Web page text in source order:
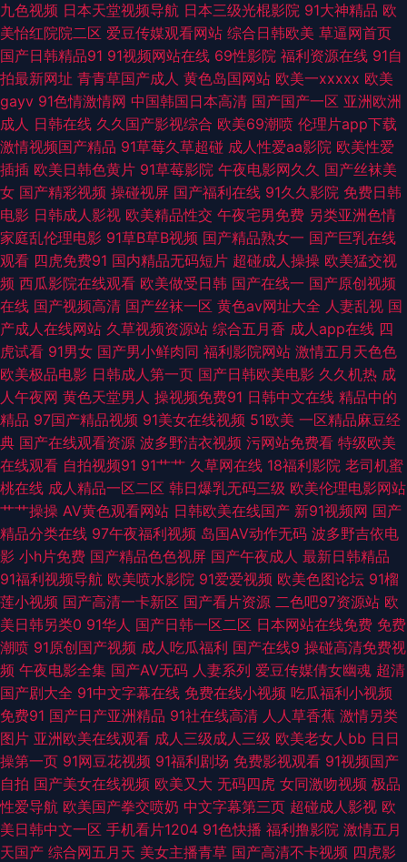
com 伊人久久国产 91大神bt 91色情影院 www尤物在线 国产91福利 加勒比
av123 欧美淫乱一二三区 日本黄色 亚洲激情丝袜网 91沙发视频 A香蕉成人
大片 国肏精品 加勒比东京热天堂 欧美A级性交大片 色五月婷婷色播 亚洲黄
色网络 91观看视频 AV资源自拍 超碰人人乐 国产91蜜臀人妻 欧美日韩国产
人人 日韩精品短片 福利视频导航极品 欧日美视频黄色 亚洲三级国产 91超碰
人人爱 天天天艹 久久婷婷超碰人妻 日本成人不卡 午夜日屄 2026看a片 白丝
学姐自慰 国产精成人品AV 玖玖第一页 人人操免费网 18免费观看 99热在线
看75 成人AV影音 国自拍第69 欧美区另类 亚洲国产第四页 丰满岳母一区二
区 人人肏超碰 伪娘黑丝自慰 91超碰资源总站 菠萝AV在线电影 午夜三级A
AV午夜福利导航 在线看91网站 国产3p网 男人天堂a片 无码av网址 影音先锋
丝袜美腿 AV高清在线播放 国产做受麻豆水多 日韩操逼AV 91操操操操操操
avtt五月婷婷 国产色网站 男女91上 99超碰人人草 97在线观看视频 视频在线
第91页 最新AV站 www变态天堂 国产精品无毛自慰 美女很黄 日本美女啪啪
啪 91豆花成人社区 超碰97人妻 激情午夜中国 蜜桃91视频 四虎免费视频 91
熟女丝袜福利 成人免费视频 韩国青草无码观看 日本天堂一区 亚洲午夜激情
都市激情另类欧美 五月花成人在线观 AV大香蕉 国产交配日韩 九一社视频 欧
美亚黄色人a片 五月天色播 91最新视频 福利AV在线导航 老湿机福利区 青草
视频综合在线 午夜福利激情网 91免费热播视频 www日日干 精品久久草 日
韩欧美国产17 91试看 国产精品第39页 蜜桃视频免费版 日韩VA 午夜擼映画
九色视频 日本天堂视频导航 日本三级光棍影院 91大神精品 欧
美怡红院院二区 爱豆传媒观看网站 综合日韩欧美 草逼网首页
国产日韩精品91 91视频网站在线 69性影院 福利资源在线 91自
拍最新网址 青青草国产成人 黄色岛国网站 欧美一xxxxx 欧美
gayv 91色情激情网 中国韩国日本高清 国产国产一区 亚洲欧洲
成人 日韩在线 久久国产影视综合 欧美69潮喷 伦理片app下载
激情视频国产精品 91草莓久草超碰 成人性爱aa影院 欧美性爱
插插 欧美日韩色黄片 91草莓影院 午夜电影网久久 国产丝袜美
女 国产精彩视频 操碰视屏 国产福利在线 91久久影院 免费日韩
电影 日韩成人影视 欧美精品性交 午夜宅男免费 另类亚洲色情
家庭乱伦理电影 91草B草B视频 国产精品熟女一 国产巨乳在线
观看 四虎免费91 国内精品无码短片 超碰成人操操 欧美猛交视
频 西瓜影院在线观看 欧美做受日韩 国产在线一 国产原创视频
在线 国产视频高清 国产丝袜一区 黄色av网址大全 人妻乱视 国
产成人在线网站 久草视频资源站 综合五月香 成人app在线 四
虎试看 91男女 国产男小鲜肉同 福利影院网站 激情五月天色色
欧美极品电影 日韩成人第一页 国产日韩欧美电影 久久机热 成
人午夜网 黄色天堂男人 操视频免费91 日韩中文在线 精品中的
精品 97国产精品视频 91美女在线视频 51欧美 一区精品麻豆经
典 国产在线观看资源 波多野洁衣视频 污网站免费看 特级欧美
在线观看 自拍视频91 91艹艹 久草网在线 18福利影院 老司机蜜
桃在线 成人精品一区二区 韩日爆乳无码三级 欧美伦理电影网站
艹艹操操 AV黄色观看网站 日韩欧美在线国产 新91视频网 国产
精品分类在线 97午夜福利视频 岛国AV动作无码 波多野吉依电
影 小h片免费 国产精品色色视屏 国产午夜成人 最新日韩精品
91福利视频导航 欧美喷水影院 91爱爱视频 欧美色图论坛 91榴
莲小视频 国产高清一卡新区 国产看片资源 二色吧97资源站 欧
美日韩另类0 91华人 国产日韩一区二区 日本网站在线免费 免费
潮喷 91原创国产视频 成人吃瓜福利 国产在线9 操碰高清免费视
频 午夜电影全集 国产AV无码 人妻系列 爱豆传媒倩女幽魂 超清
国产剧大全 91中文字幕在线 免费在线小视频 吃瓜福利小视频
免费91 国产日产亚洲精品 91社在线高清 人人草香蕉 激情另类
图片 亚洲欧美在线观看 成人三级成人三级 欧美老女人bb 日日
操第一页 91网豆花视频 91福利剧场 免费影视观看 91视频国产
自拍 国产美女在线视频 欧美又大 无码四虎 女同激吻视频 极品
性爱导航 欧美国产拳交喷奶 中文字幕第三页 超碰成人影视 欧
美日韩中文一区 手机看片1204 91色快播 福利撸影院 激情五月
天国产 综合网五月天 美女主播青草 国产高清不卡视频 四虎影